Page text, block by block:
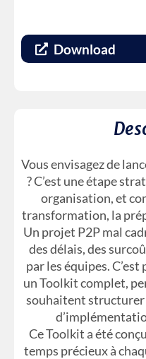
Download
Vous envisagez de
? C’est une étape
organisation, et
transformation, la
Un projet P2P mal
des délais, des
par les équipes.
un Toolkit complet,
souhaitent structurer
Ce Toolkit a été
temps précieux à